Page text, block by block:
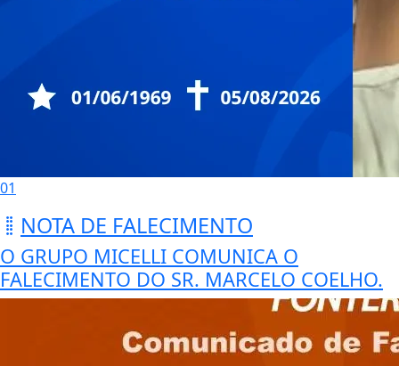
01
NOTA DE FALECIMENTO
O GRUPO MICELLI COMUNICA O
FALECIMENTO DO SR. MARCELO COELHO.